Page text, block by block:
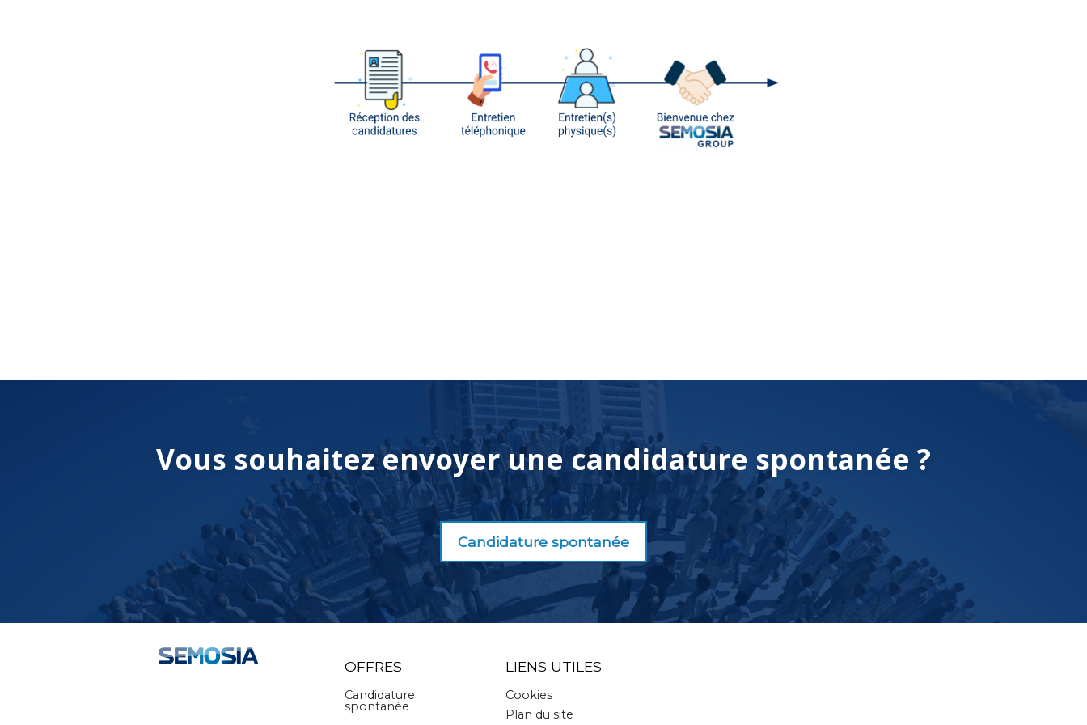
Vous souhaitez envoyer une candidature spontanée ?
Candidature spontanée
OFFRES
Candidature
spontanée
LIENS UTILES
Cookies
Plan du site